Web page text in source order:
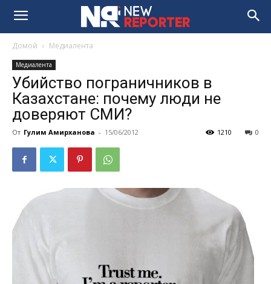
Домой Медиалента
Медиалента
Убийство пограничников в
Казахстане: почему люди не
доверяют СМИ?
От Гулим Амирханова - 15/06/2012 0
1210